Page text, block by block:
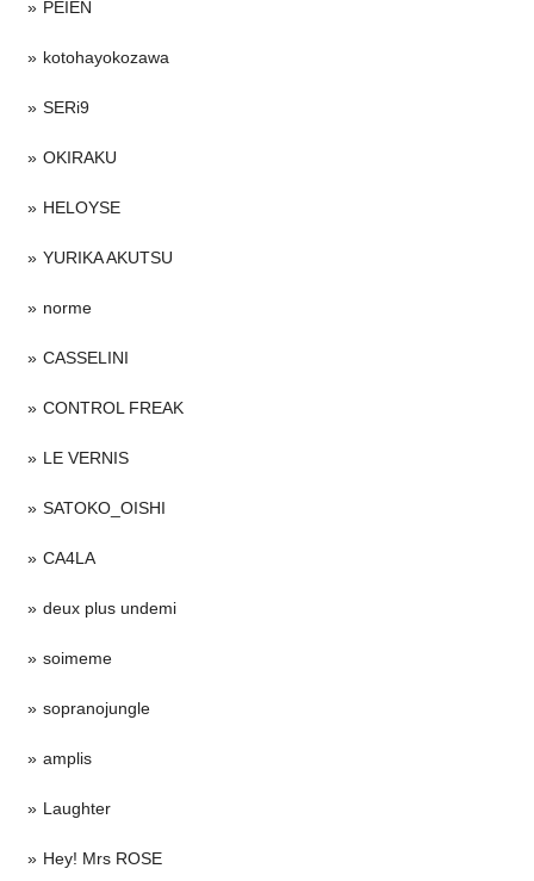
PEIEN
kotohayokozawa
SERi9
OKIRAKU
HELOYSE
YURIKA AKUTSU
norme
CASSELINI
CONTROL FREAK
LE VERNIS
SATOKO_OISHI
CA4LA
deux plus undemi
soimeme
sopranojungle
amplis
Laughter
Hey! Mrs ROSE